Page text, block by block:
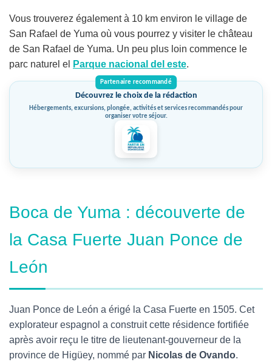
Vous trouverez également à 10 km environ le village de
San Rafael de Yuma où vous pourrez y visiter le château
de San Rafael de Yuma. Un peu plus loin commence le
parc naturel el
Parque nacional del este.
Découvrez le choix de la rédaction
Hébergements, excursions, plongée, activités et services recommandés pour
organiser votre séjour.
Boca de Yuma : découverte de
la Casa Fuerte Juan Ponce de
León
Juan Ponce de León a érigé la Casa Fuerte en 1505. Cet
explorateur espagnol a construit cette résidence fortifiée
après avoir reçu le titre de lieutenant-gouverneur de la
province de Higüey, nommé par Nicolas de Ovando.